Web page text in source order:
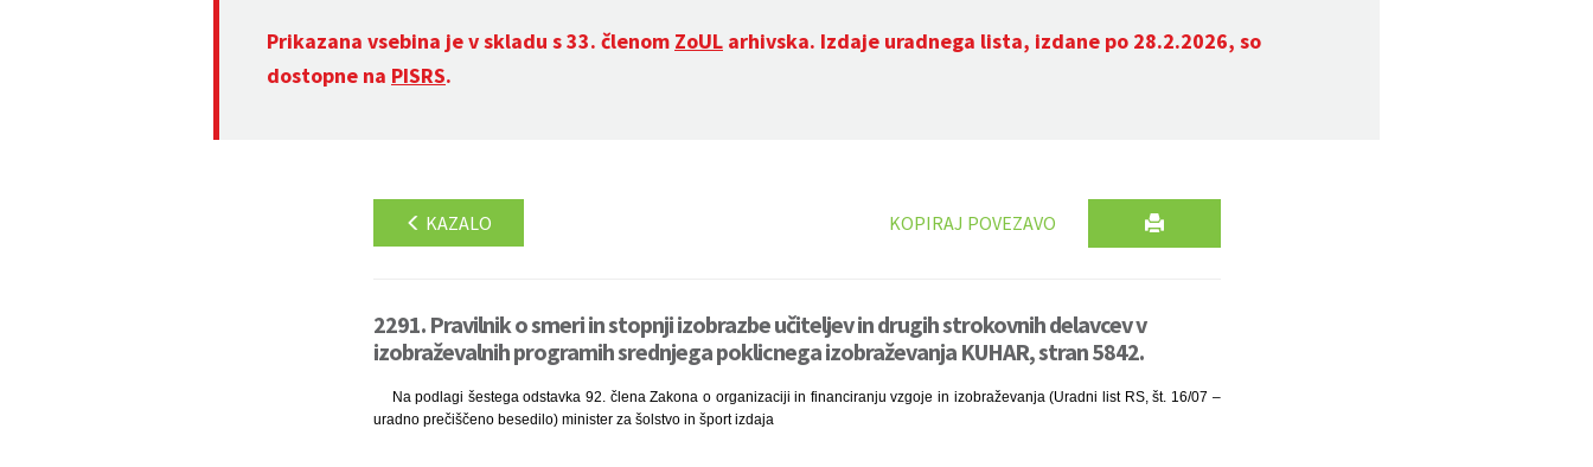
Prikazana vsebina je v skladu s 33. členom ZoUL arhivska. Izdaje uradnega lista, izdane po 28.2.2026, so
dostopne na PISRS.
KAZALO KOPIRAJ POVEZAVO
2291. Pravilnik o smeri in stopnji izobrazbe učiteljev in drugih strokovnih delavcev v
izobraževalnih programih srednjega poklicnega izobraževanja KUHAR, stran 5842.
Na podlagi šestega odstavka 92. člena Zakona o organizaciji in financiranju vzgoje in izobraževanja (Uradni list RS, št. 16/07 –
uradno prečiščeno besedilo) minister za šolstvo in šport izdaja